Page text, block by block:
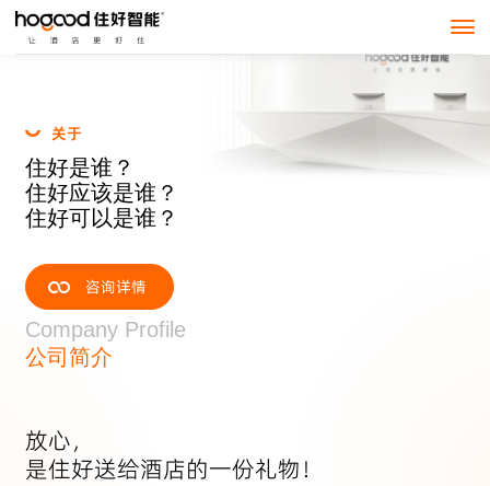
关于
住好是谁 ？
住好应该是谁 ？
住好可以是谁 ？
咨询详情
Company Profile
公司简介
放心，
是住好送给酒店的一份礼物！